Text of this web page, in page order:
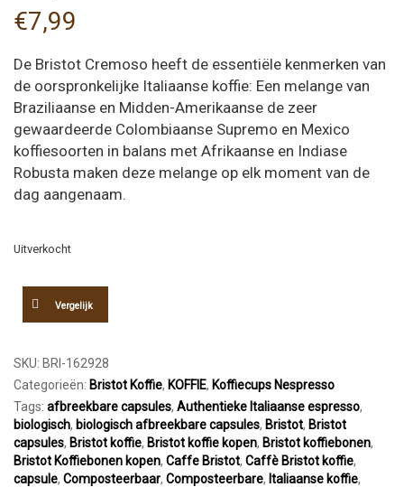
€7,99
De Bristot Cremoso heeft de essentiële kenmerken van
de oorspronkelijke Italiaanse koffie: Een melange van
Braziliaanse en Midden-Amerikaanse de zeer
gewaardeerde Colombiaanse Supremo en Mexico
koffiesoorten in balans met Afrikaanse en Indiase
Robusta maken deze melange op elk moment van de
dag aangenaam.
Uitverkocht
Vergelijk
SKU: BRI-162928
Categorieën: Bristot Koffie, KOFFIE, Koffiecups Nespresso
Tags: afbreekbare capsules, Authentieke Italiaanse espresso,
biologisch, biologisch afbreekbare capsules, Bristot, Bristot
capsules, Bristot koffie, Bristot koffie kopen, Bristot koffiebonen,
Bristot Koffiebonen kopen, Caffe Bristot, Caffè Bristot koffie,
capsule, Composteerbaar, Composteerbare, Italiaanse koffie,